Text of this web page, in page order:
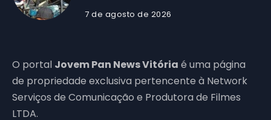
7 de agosto de 2026
O portal Jovem Pan News Vitória é uma página
de propriedade exclusiva pertencente à Network
Serviços de Comunicação e Produtora de Filmes
LTDA.